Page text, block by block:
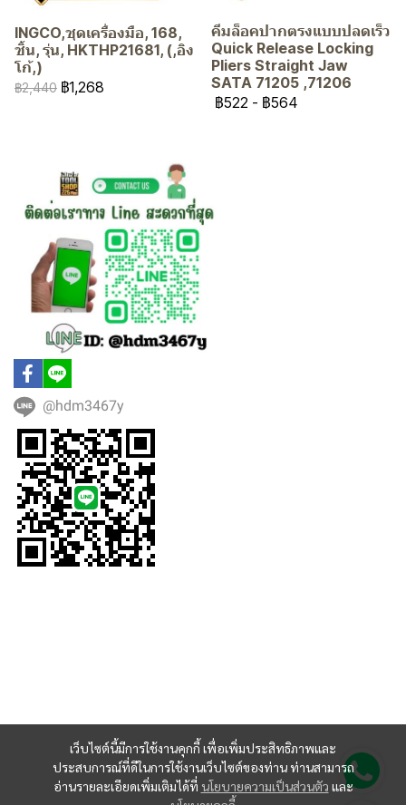
INGCO,ชุดเครื่องมือ, 168,
ชิ้น, รุ่น, HKTHP21681, (,อิง
โก้,)
฿2,440 ฿1,268
คีมล็อคปากตรงแบบปลดเร็ว
Quick Release Locking
Pliers Straight Jaw
SATA 71205 ,71206
฿522 - ฿564
เว็บไซต์นี้มีการใช้งานคุกกี้ เพื่อเพิ่มประสิทธิภาพและ
ประสบการณ์ที่ดีในการใช้งานเว็บไซต์ของท่าน ท่านสามารถ
อ่านรายละเอียดเพิ่มเติมได้ที่ นโยบายความเป็นส่วนตัว และ
@hdm3467y